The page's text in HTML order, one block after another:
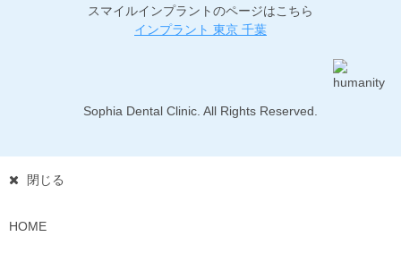
スマイルインプラントのページはこちら
インプラント 東京 千葉
Sophia Dental Clinic. All Rights Reserved.
閉じる
HOME